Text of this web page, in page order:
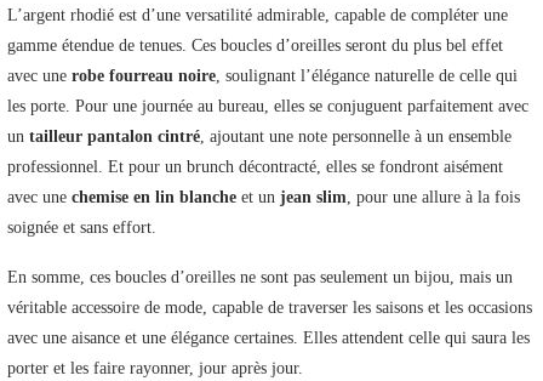
L’argent rhodié est d’une versatilité admirable, capable de compléter une
gamme étendue de tenues. Ces boucles d’oreilles seront du plus bel effet
avec une robe fourreau noire , soulignant l’élégance naturelle de celle qui
les porte. Pour une journée au bureau, elles se conjuguent parfaitement avec
un tailleur pantalon cintré , ajoutant une note personnelle à un ensemble
professionnel. Et pour un brunch décontracté, elles se fondront aisément
avec une chemise en lin blanche et un jean slim , pour une allure à la fois
soignée et sans effort.
En somme, ces boucles d’oreilles ne sont pas seulement un bijou, mais un
véritable accessoire de mode, capable de traverser les saisons et les occasions
avec une aisance et une élégance certaines. Elles attendent celle qui saura les
porter et les faire rayonner, jour après jour.